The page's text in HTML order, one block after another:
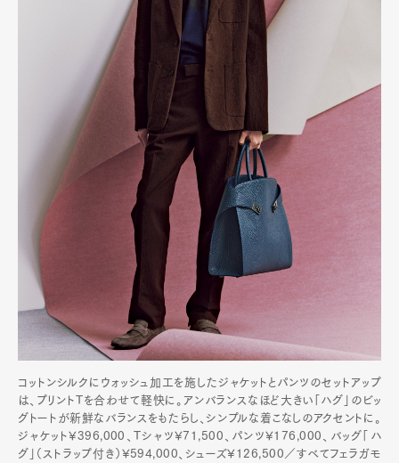
Pen Meet
Pen international
コットンシルクにウォッシュ加工を施したジャケットとパンツのセットアップ
は、プリントTを合わせて軽快に。アンバランスなほど大きい「ハグ」のビッ
グトートが新鮮なバランスをもたらし、シンプルな着こなしのアクセントに。
ジャケット¥396,000、Tシャツ¥71,500、パンツ¥176,000、バッグ「ハ
グ」（ストラップ付き）¥594,000、シューズ¥126,500／すべてフェラガモ